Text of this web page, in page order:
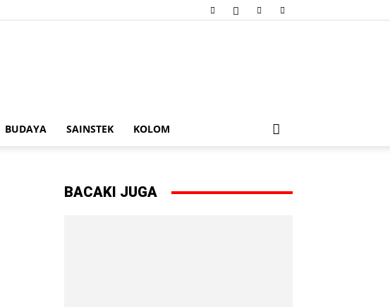
BUDAYA SAINSTEK KOLOM
BACAKI JUGA